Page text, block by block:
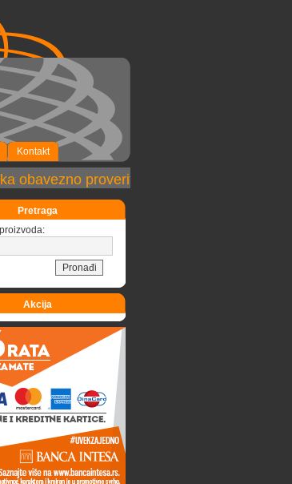
Kontakt
obavezno proveriti dostupnost robe!
Pretraga
Akcija